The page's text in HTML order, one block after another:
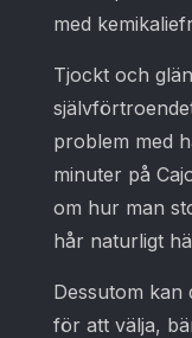
med
Tjockt och
problem med
minuter på
om hur man
hår naturligt
Dessutom kan
för att välja,